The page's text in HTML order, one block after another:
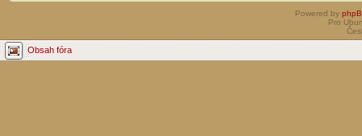
Powered by
Pro
Obsah fóra